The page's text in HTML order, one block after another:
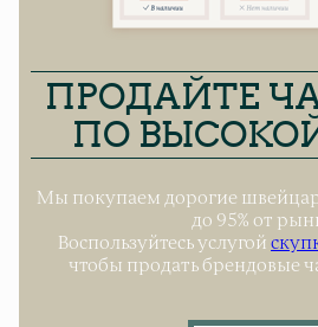
ПРОДАЙТЕ
ПО
Мы покупаем дорогие
до 95% от
Воспользуйтесь услугой
чтобы продать брендовые